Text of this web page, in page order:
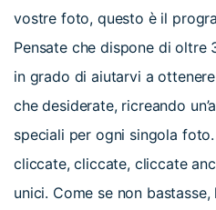
vostre foto, questo è il
Pensate che dispone di
in grado di aiutarvi a
che desiderate, ricreando
speciali per ogni singola
cliccate, cliccate, cliccate
unici. Come se non